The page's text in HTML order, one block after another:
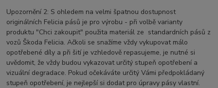
Upozornění 2: S ohledem na velmi špatnou dostupnost
originálních Felicia pásů je pro výrobu - při volbě varianty
produktu "Chci zakoupit" použita materiál ze standardních pásů z
vozů Škoda Felicia. Ačkoli se snažíme vždy vykupovat málo
opotřebené díly a při šití je vzhledově repasujeme, je nutné si
uvědomit, že vždy budou vykazovat určitý stupeň opotřebení a
vizuální degradace. Pokud očekáváte určitý Vámi předpokládaný
stupeň opotřebení, je nejlepší si dodat pro úpravy pásy vlastní.